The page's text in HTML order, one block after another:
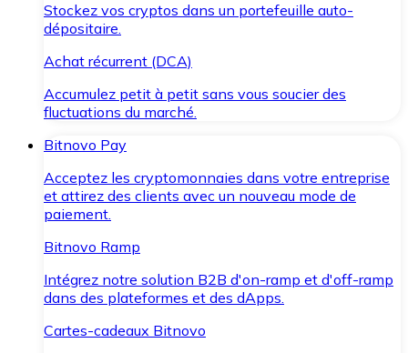
Stockez vos cryptos dans un portefeuille auto-
dépositaire.
Achat récurrent (DCA)
Accumulez petit à petit sans vous soucier des
fluctuations du marché.
Bitnovo Pay
Acceptez les cryptomonnaies dans votre entreprise
et attirez des clients avec un nouveau mode de
paiement.
Bitnovo Ramp
Intégrez notre solution B2B d'on-ramp et d'off-ramp
dans des plateformes et des dApps.
Cartes-cadeaux Bitnovo